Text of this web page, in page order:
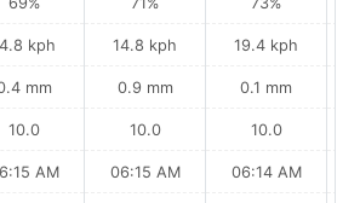
kph
mm
10.0
AM
14.8 kph
0.9 mm
10.0
06:15 AM
19.4 kph
0.1 mm
10.0
06:14 AM